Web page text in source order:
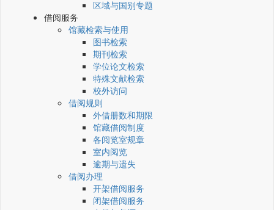
区域与国别专题
借阅服务
馆藏检索与使用
图书检索
期刊检索
学位论文检索
特殊文献检索
校外访问
借阅规则
外借册数和期限
馆藏借阅制度
各阅览室规章
室内阅览
逾期与遗失
借阅办理
开架借阅服务
闭架借阅服务